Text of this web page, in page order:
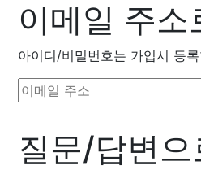
이메일 주소
아이디/비밀번호는 가입시 등
질문/답변으